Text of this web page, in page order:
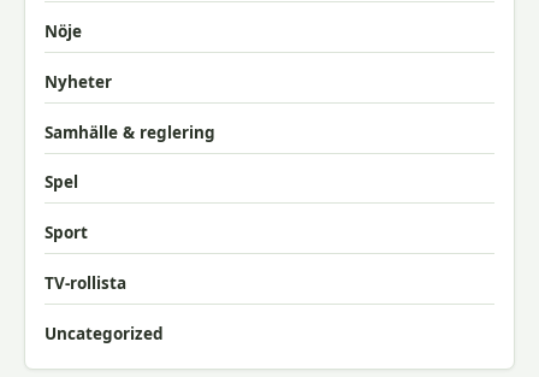
Nöje
Nyheter
Samhälle & reglering
Spel
Sport
TV-rollista
Uncategorized